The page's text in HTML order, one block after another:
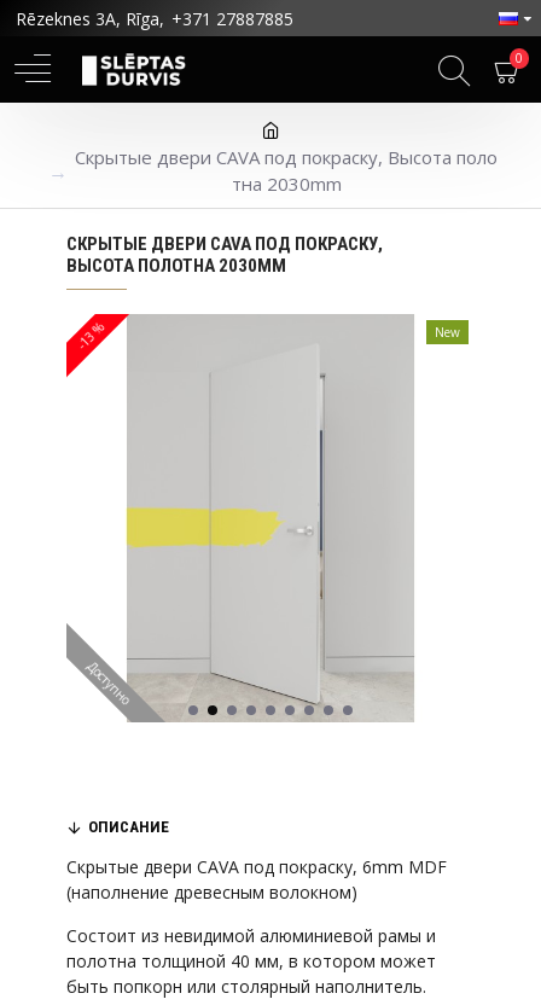
Rēzeknes 3A, Rīga, +371 27887885
0
Скрытые двери CAVA под покраску, Высота поло
тна 2030mm
СКРЫТЫЕ ДВЕРИ CAVA ПОД ПОКРАСКУ,
ВЫСОТА ПОЛОТНА 2030MM
New
-13 %
Доступно
ОПИСАНИЕ
Скрытые двери CAVA под покраску, 6mm MDF
(наполнение древесным волокном)
Состоит из невидимой алюминиевой рамы и
полотна толщиной 40 мм, в котором может
быть попкорн или столярный наполнитель.